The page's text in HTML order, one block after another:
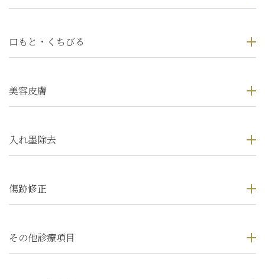
口もと・くちびる
美容皮膚
入れ墨除去
傷跡修正
その他診療項目